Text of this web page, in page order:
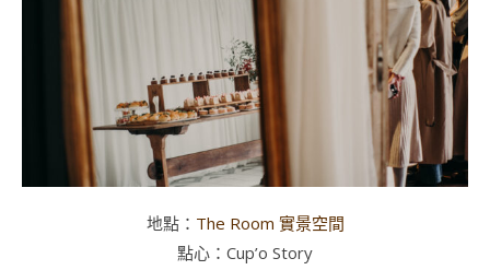
地點： The Room 實景空間
點心：Cup’o Story